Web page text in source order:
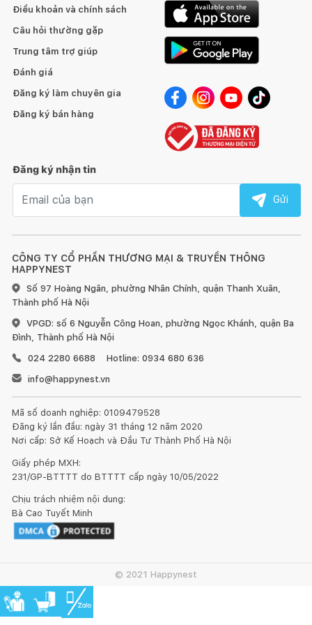
Tránh để đồ quá nóng hoặc quá lạnh trực tiếp lên bề mặt
Sử dụng vải khô để làm sạch bề mặt gỗ ngay khi bị bẩn.
Đối với đồ nội thất làm từ gỗ, chúng tôi khuyến nghị nên
dùng sáp và xi bóng gỗ để chà sạch và làm mới ít nhất 6 tháng
Đồ nội thất bằng gỗ sẽ có sự khác nhau về vân gỗ hoặc
những tì vết tự nhiên mà không làm ảnh hưởng đến chất lượng
và tính thẩm mỹ của sản phẩm.
1. Đối với đồ gỗ ngoài trời:
Đồ gỗ đặt ở ngoài trời như ban công, trong vườn hay bên
cạnh bể bơi, nên chọn những vị trí không có ánh nắng trực
tiếp, tốt nhất là dưới bóng râm và mái hiên. Khi trời quá nắng
hoặc quá lạnh cần một lớp vải bọc lên trên để tránh cho gỗ bị
nứt và bề mặt gỗ bị lão hóa.
Khoảng 3 - 6 tháng một lần nên làm mới bàn ghế với dầu
bảo quản gỗ chuyên dùng. Các loại dầu bảo quản này có các
khả năng thẩm thấu sâu vào các sợi gỗ, giúp tăng khả năng
chống chịu mưa, nắng, tia tử ngoại, nấm mốc... và co giãn theo
Trong quá trình thực hiện bảo trì sản phẩm bạn nên chọn
nơi khô ráo, không để bị dính nước mưa. Trước tiên, hãy làm
CÔNG TY CỔ PHẦN THƯƠNG MẠI & TRUYỀN THÔNG
HAPPYNEST
Số 97 Hoàng Ngân, phường Nhân Chính, quận Thanh Xuân,
Thành phố Hà Nội
VPGD: số 6 Nguyễn Công Hoan, phường Ngọc Khánh, quận Ba
Đình, Thành phố Hà Nội
024 2280 6688
Hotline: 0934 680 636
info@happynest.vn
Mã số doanh nghiệp: 0109479528
Đăng ký lần đầu: ngày 31 tháng 12 năm 2020
Nơi cấp: Sở Kế Hoạch và Đầu Tư Thành Phố Hà Nội
Giấy phép MXH:
231/GP-BTTTT do BTTTT cấp ngày 10/05/2022
Chịu trách nhiệm nội dung:
Bà Cao Tuyết Minh
Điều khoản và chính sách
Câu hỏi thường gặp
Trung tâm trợ giúp
Đánh giá
Đăng ký làm chuyên gia
Đăng ký bán hàng
Đăng ký nhận tin
Gửi
© 2021 Happynest